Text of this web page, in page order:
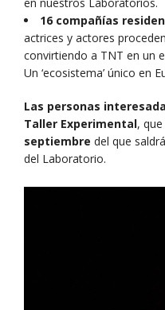
16 compañías
actrices y actores
convirtiendo a TNT en un
Un ‘ecosistema’ único en
Las personas
Taller Experimental,
septiembre del que
del Laboratorio.